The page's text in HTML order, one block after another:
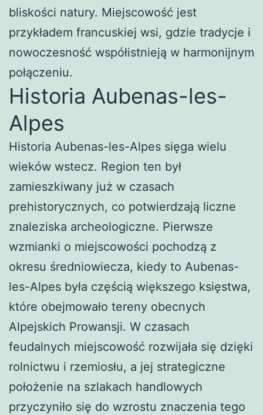
bliskości natury. Miejscowość jest
przykładem francuskiej wsi, gdzie tradycje i
nowoczesność współistnieją w harmonijnym
połączeniu.
Historia Aubenas-les-
Alpes
Historia Aubenas-les-Alpes sięga wielu
wieków wstecz. Region ten był
zamieszkiwany już w czasach
prehistorycznych, co potwierdzają liczne
znaleziska archeologiczne. Pierwsze
wzmianki o miejscowości pochodzą z
okresu średniowiecza, kiedy to Aubenas-
les-Alpes była częścią większego księstwa,
które obejmowało tereny obecnych
Alpejskich Prowansji. W czasach
feudalnych miejscowość rozwijała się dzięki
rolnictwu i rzemiosłu, a jej strategiczne
położenie na szlakach handlowych
przyczyniło się do wzrostu znaczenia tego